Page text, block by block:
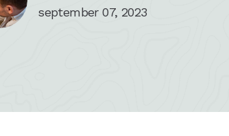
september 07, 2023